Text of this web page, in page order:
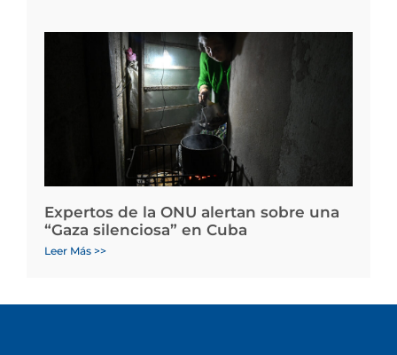
Expertos de la ONU alertan sobre una
“Gaza silenciosa” en Cuba
Leer Más >>